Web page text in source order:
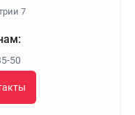
7
50